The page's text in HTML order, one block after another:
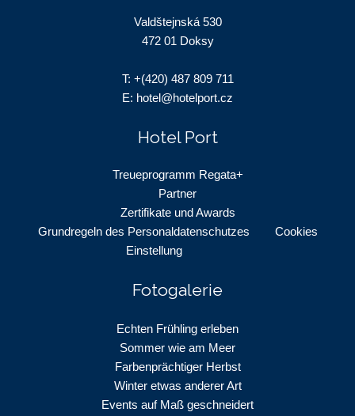
Valdštejnská 530
472 01 Doksy
T: +(420) 487 809 711
E: hotel@hotelport.cz
Hotel Port
Treueprogramm Regata+
Partner
Zertifikate und Awards
Grundregeln des Personaldatenschutzes
Cookies
Einstellung
Fotogalerie
Echten Frühling erleben
Sommer wie am Meer
Farbenprächtiger Herbst
Winter etwas anderer Art
Events auf Maß geschneidert